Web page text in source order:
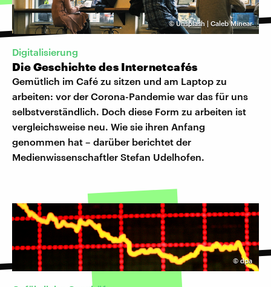
©Unsplash | Caleb Minear
Digitalisierung
Die Geschichte des Internetcafés
Gemütlich im Café zu sitzen und am Laptop zu
arbeiten: vor der Corona-Pandemie war das für uns
selbstverständlich. Doch diese Form zu arbeiten ist
vergleichsweise neu. Wie sie ihren Anfang
genommen hat – darüber berichtet der
Medienwissenschaftler Stefan Udelhofen.
©dpa